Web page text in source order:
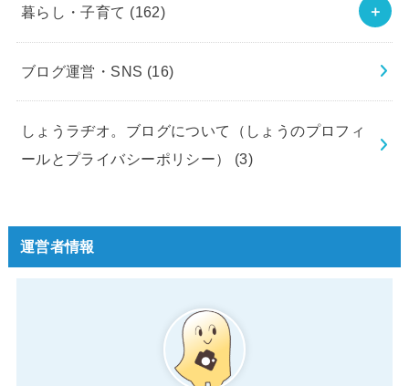
暮らし・子育て (162)
ブログ運営・SNS (16)
しょうラヂオ。ブログについて（しょうのプロフィ
ールとプライバシーポリシー） (3)
運営者情報